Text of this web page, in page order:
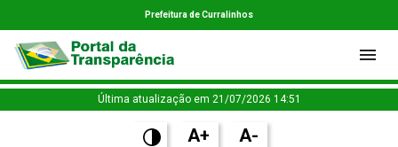
Prefeitura de Curralinhos
Última atualização em 21/07/2026 14:51
A+ A-